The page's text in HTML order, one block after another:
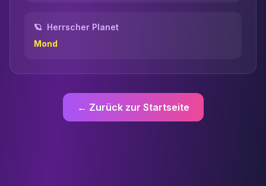
🪐 Herrscher Planet
Mond
← Zurück zur Startseite